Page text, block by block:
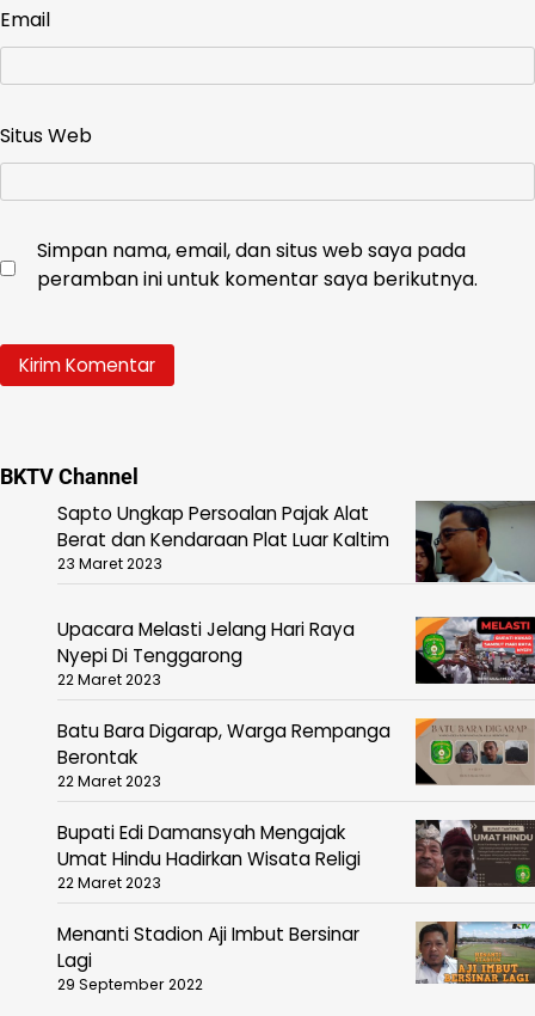
Email
Situs Web
Simpan nama, email, dan situs web saya pada
peramban ini untuk komentar saya berikutnya.
BKTV Channel
Sapto Ungkap Persoalan Pajak Alat
Berat dan Kendaraan Plat Luar Kaltim
23 Maret 2023
Upacara Melasti Jelang Hari Raya
Nyepi Di Tenggarong
22 Maret 2023
Batu Bara Digarap, Warga Rempanga
Berontak
22 Maret 2023
Bupati Edi Damansyah Mengajak
Umat Hindu Hadirkan Wisata Religi
22 Maret 2023
Menanti Stadion Aji Imbut Bersinar
Lagi
29 September 2022